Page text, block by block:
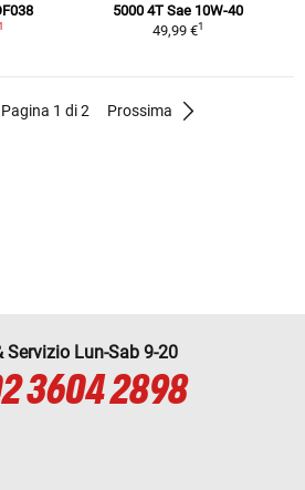
5000 4T Sae 10W-40
49,99 €1
Pagina 1 di 2 Prossima
Servizio Lun-Sab 9-20
3604 2898